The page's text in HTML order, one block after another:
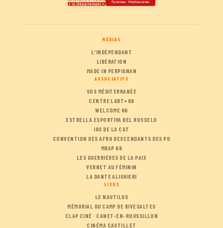
MÉDIAS
L'INDÉPENDANT
LIBÉRATION
MADE IN PERPIGNAN
ASSOCIATIFS
SOS MÉDITERRANÉE
CENTRE LGBT+66
WELCOME 66
ESTRELLA ESPORTIVA DEL ROSSELO
IHS DE LA CGT
CONVENTION DES AFRO DESCENDANTS DES PO
MRAP 66
LES GUERRIÈRES DE LA PAIX
VERNET AU FÉMININ
LA DANTE ALIGHIERI
LIEUX
LE NAUTILUS
MÉMORIAL DU CAMP DE RIVESALTES
CLAP CINÉ · CANET-EN-ROUSSILLON
CINÉMA CASTILLET